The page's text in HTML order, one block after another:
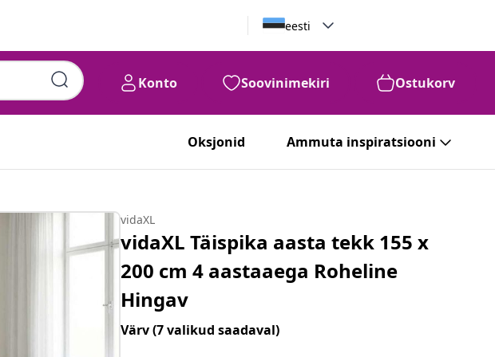
eesti
Konto Soovinimekiri Ostukorv
Oksjonid Ammuta inspiratsiooni
vidaXL
vidaXL Täispika aasta tekk 155 x
200 cm 4 aastaaega Roheline
Hingav
Värv(7 valikud saadaval)